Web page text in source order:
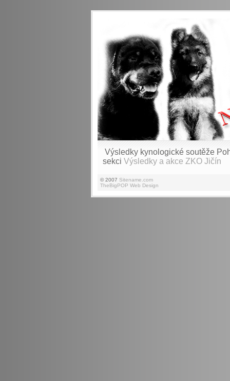
Výsledky kynologické soutěže
sekci Výsledky a akce ZKO Jičín
© 2007 Sitename.com
TheBigPOP Web Design